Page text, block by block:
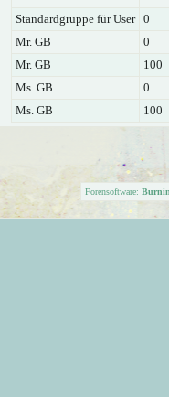
Standardgruppe für User 0
Mr. GB
0
Mr. GB
100
Ms. GB
0
Ms. GB
100
Forensoftware: